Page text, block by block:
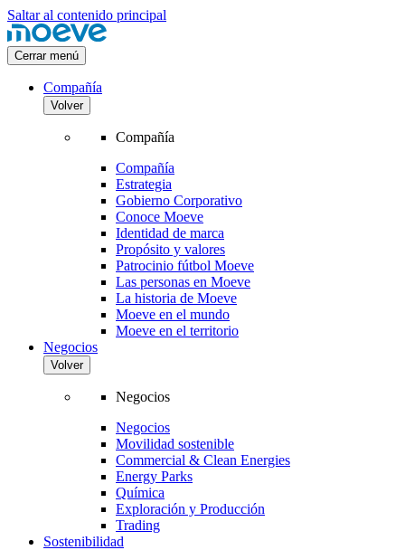
Saltar al contenido principal
Cerrar menú
Compañía
Volver
Compañía
Compañía
Estrategia
Gobierno Corporativo
Conoce Moeve
Identidad de marca
Propósito y valores
Patrocinio fútbol Moeve
Las personas en Moeve
La historia de Moeve
Moeve en el mundo
Moeve en el territorio
Negocios
Volver
Negocios
Negocios
Movilidad sostenible
Commercial & Clean Energies
Energy Parks
Química
Exploración y Producción
Trading
Sostenibilidad